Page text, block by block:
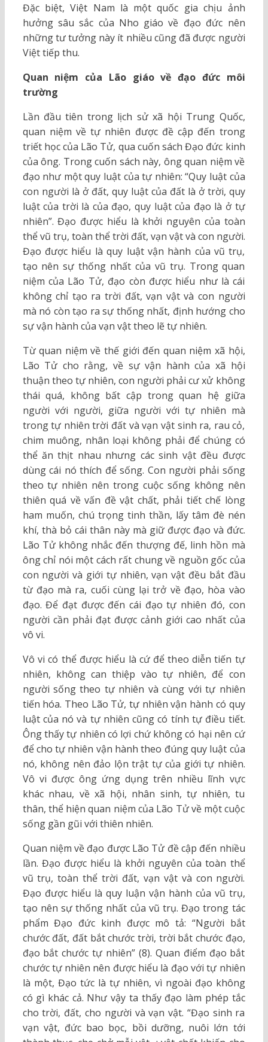
Đặc biệt, Việt Nam là một quốc gia chịu ảnh
hưởng sâu sắc của Nho giáo về đạo đức nên
những tư tưởng này ít nhiều cũng đã được người
Việt tiếp thu.
Quan niệm của Lão giáo về đạo đức môi
trường
Lần đầu tiên trong lịch sử xã hội Trung Quốc,
quan niệm về tự nhiên được đề cập đến trong
triết học của Lão Tử, qua cuốn sách Đạo đức kinh
của ông. Trong cuốn sách này, ông quan niệm về
đạo như một quy luật của tự nhiên: “Quy luật của
con người là ở đất, quy luật của đất là ở trời, quy
luật của trời là của đạo, quy luật của đạo là ở tự
nhiên”. Đạo được hiểu là khởi nguyên của toàn
thể vũ trụ, toàn thể trời đất, vạn vật và con người.
Đạo được hiểu là quy luật vận hành của vũ trụ,
tạo nên sự thống nhất của vũ trụ. Trong quan
niệm của Lão Tử, đạo còn được hiểu như là cái
không chỉ tạo ra trời đất, vạn vật và con người
mà nó còn tạo ra sự thống nhất, định hướng cho
sự vận hành của vạn vật theo lẽ tự nhiên.
Từ quan niệm về thế giới đến quan niệm xã hội,
Lão Tử cho rằng, về sự vận hành của xã hội
thuận theo tự nhiên, con người phải cư xử không
thái quá, không bất cập trong quan hệ giữa
người với người, giữa người với tự nhiên mà
trong tự nhiên trời đất và vạn vật sinh ra, rau cỏ,
chim muông, nhân loại không phải để chúng có
thể ăn thịt nhau nhưng các sinh vật đều được
dùng cái nó thích để sống. Con người phải sống
theo tự nhiên nên trong cuộc sống không nên
thiên quá về vấn đề vật chất, phải tiết chế lòng
ham muốn, chú trọng tinh thần, lấy tâm đè nén
khí, thà bỏ cái thân này mà giữ được đạo và đức.
Lão Tử không nhắc đến thượng đế, linh hồn mà
ông chỉ nói một cách rất chung về nguồn gốc của
con người và giới tự nhiên, vạn vật đều bắt đầu
từ đạo mà ra, cuối cùng lại trở về đạo, hòa vào
đạo. Để đạt được đến cái đạo tự nhiên đó, con
người cần phải đạt được cảnh giới cao nhất của
vô vi.
Vô vi có thể được hiểu là cứ để theo diễn tiến tự
nhiên, không can thiệp vào tự nhiên, để con
người sống theo tự nhiên và cùng với tự nhiên
tiến hóa. Theo Lão Tử, tự nhiên vận hành có quy
luật của nó và tự nhiên cũng có tính tự điều tiết.
Ông thấy tự nhiên có lợi chứ không có hại nên cứ
để cho tự nhiên vận hành theo đúng quy luật của
nó, không nên đảo lộn trật tự của giới tự nhiên.
Vô vi được ông ứng dụng trên nhiều lĩnh vực
khác nhau, về xã hội, nhân sinh, tự nhiên, tu
thân, thể hiện quan niệm của Lão Tử về một cuộc
sống gần gũi với thiên nhiên.
Quan niệm về đạo được Lão Tử đề cập đến nhiều
lần. Đạo được hiểu là khởi nguyên của toàn thể
vũ trụ, toàn thể trời đất, vạn vật và con người.
Đạo được hiểu là quy luận vận hành của vũ trụ,
tạo nên sự thống nhất của vũ trụ. Đạo trong tác
phẩm Đạo đức kinh được mô tả: “Người bắt
chước đất, đất bắt chước trời, trời bắt chước đạo,
đạo bắt chước tự nhiên” (8). Quan điểm đạo bắt
chước tự nhiên nên được hiểu là đạo với tự nhiên
là một, Đạo tức là tự nhiên, vì ngoài đạo không
có gì khác cả. Như vậy ta thấy đạo làm phép tắc
cho trời, đất, cho người và vạn vật. “Đạo sinh ra
vạn vật, đức bao bọc, bồi dưỡng, nuôi lớn tới